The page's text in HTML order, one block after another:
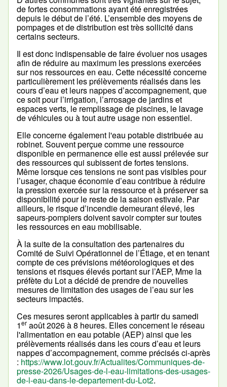
de fortes consommations ayant été enregistrées
depuis le début de l’été. L’ensemble des moyens de
pompages et de distribution est très sollicité dans
certains secteurs.
Il est donc indispensable de faire évoluer nos usages
afin de réduire au maximum les pressions exercées
sur nos ressources en eau. Cette nécessité concerne
particulièrement les prélèvements réalisés dans les
cours d’eau et leurs nappes d’accompagnement, que
ce soit pour l’irrigation, l’arrosage de jardins et
espaces verts, le remplissage de piscines, le lavage
de véhicules ou à tout autre usage non essentiel.
Elle concerne également l'eau potable distribuée au
robinet. Souvent perçue comme une ressource
disponible en permanence elle est aussi prélevée sur
des ressources qui subissent de fortes tensions.
Même lorsque ces tensions ne sont pas visibles pour
l’usager, chaque économie d’eau contribue à réduire
la pression exercée sur la ressource et à préserver sa
disponibilité pour le reste de la saison estivale. Par
ailleurs, le risque d’incendie demeurant élevé, les
sapeurs-pompiers doivent savoir compter sur toutes
les ressources en eau mobilisable.
À la suite de la consultation des partenaires du
Comité de Suivi Opérationnel de l’Étiage, et en tenant
compte de ces prévisions météorologiques et des
tensions et risques élevés portant sur l’AEP, Mme la
préfète du Lot a décidé de prendre de nouvelles
mesures de limitation des usages de l’eau sur les
secteurs impactés.
Ces mesures seront applicables à partir du samedi
1er août 2026 à 8 heures. Elles concernent le réseau
l'alimentation en eau potable (AEP) ainsi que les
prélèvements réalisés dans les cours d’eau et leurs
nappes d’accompagnement, comme précisés ci-après
: https://www.lot.gouv.fr/Actualites/Communiques-de-
presse-2026/Usages-de-l-eau-limitations-des-usages-
de-l-eau-dans-le-departement-du-Lot2.